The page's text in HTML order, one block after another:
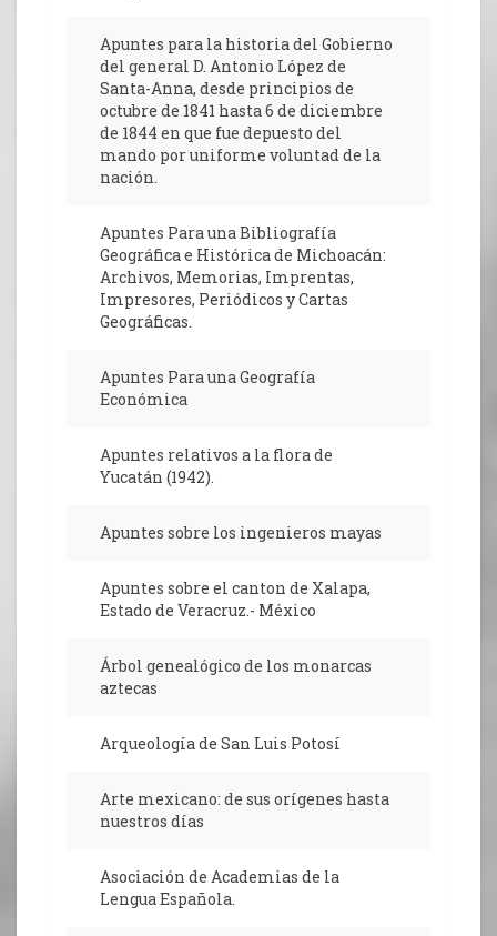
Apuntes para la historia del Gobierno
del general D. Antonio López de
Santa-Anna, desde principios de
octubre de 1841 hasta 6 de diciembre
de 1844 en que fue depuesto del
mando por uniforme voluntad de la
nación.
Apuntes Para una Bibliografía
Geográfica e Histórica de Michoacán:
Archivos, Memorias, Imprentas,
Impresores, Periódicos y Cartas
Geográficas.
Apuntes Para una Geografía
Económica
Apuntes relativos a la flora de
Yucatán (1942).
Apuntes sobre los ingenieros mayas
Apuntes sobre el canton de Xalapa,
Estado de Veracruz.- México
Árbol genealógico de los monarcas
aztecas
Arqueología de San Luis Potosí
Arte mexicano: de sus orígenes hasta
nuestros días
Asociación de Academias de la
Lengua Española.